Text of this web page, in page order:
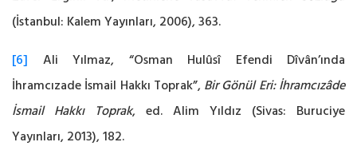
(İstanbul: Kalem Yayınları, 2006), 363.
[6] Ali Yılmaz, “Osman Hulûsî Efendi Dîvân’ında
İhramcızade İsmail Hakkı Toprak”, Bir Gönül Eri: İhramcızâde
İsmail Hakkı Toprak, ed. Alim Yıldız (Sivas: Buruciye
Yayınları, 2013), 182.